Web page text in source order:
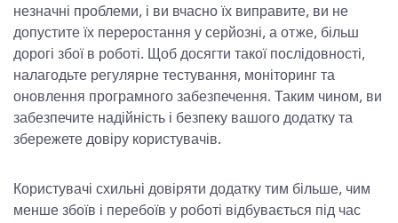
незначні проблеми, і ви вчасно їх виправите, ви не
допустите їх переростання у серйозні, а отже, більш
дорогі збої в роботі. Щоб досягти такої послідовності,
налагодьте регулярне тестування, моніторинг та
оновлення програмного забезпечення. Таким чином, ви
забезпечите надійність і безпеку вашого додатку та
збережете довіру користувачів.
Користувачі схильні довіряти додатку тим більше, чим
менше збоїв і перебоїв у роботі відбувається під час